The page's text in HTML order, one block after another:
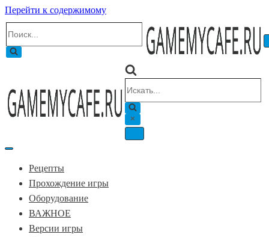
Перейти к содержимому
Меню
Меню
Рецепты
Прохождение игры
Оборудование
ВАЖНОЕ
Версии игры